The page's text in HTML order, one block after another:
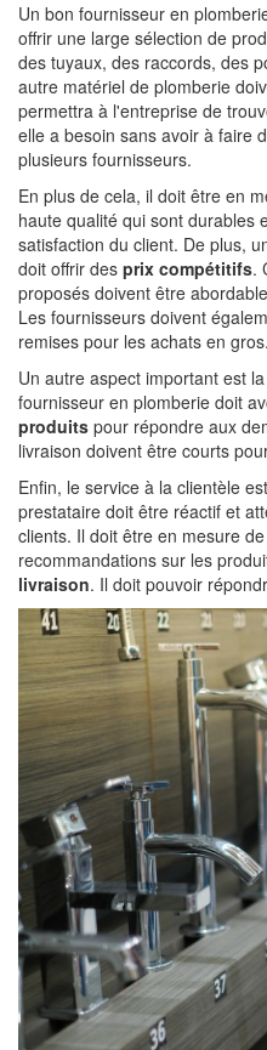
Un bon fournisseur en
offrir une large sélection de
des tuyaux, des raccords, des
autre matériel de plomberie
permettra à l'entreprise de
elle a besoin sans avoir à faire
plusieurs fournisseurs.
En plus de cela, il doit être en
haute qualité qui sont durables
satisfaction du client. De plus,
doit offrir des prix compétitifs.
proposés doivent être
Les fournisseurs doivent
remises pour les achats en gros.
Un autre aspect important est
fournisseur en plomberie doit
produits pour répondre aux
livraison doivent être courts
Enfin, le service à la clientèle
prestataire doit être réactif et
clients. Il doit être en mesure
recommandations sur les
livraison. Il doit pouvoir